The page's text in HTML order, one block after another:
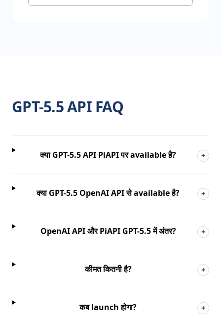
GPT-5.5 API FAQ
क्या GPT-5.5 API PiAPI पर available है? +
क्या GPT-5.5 OpenAI API से available है? +
OpenAI API और PiAPI GPT-5.5 में अंतर? +
कीमत कितनी है? +
कब launch होगा? +